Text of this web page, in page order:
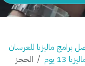
برامج ماليزيا للعرسان
يوم
الحجز